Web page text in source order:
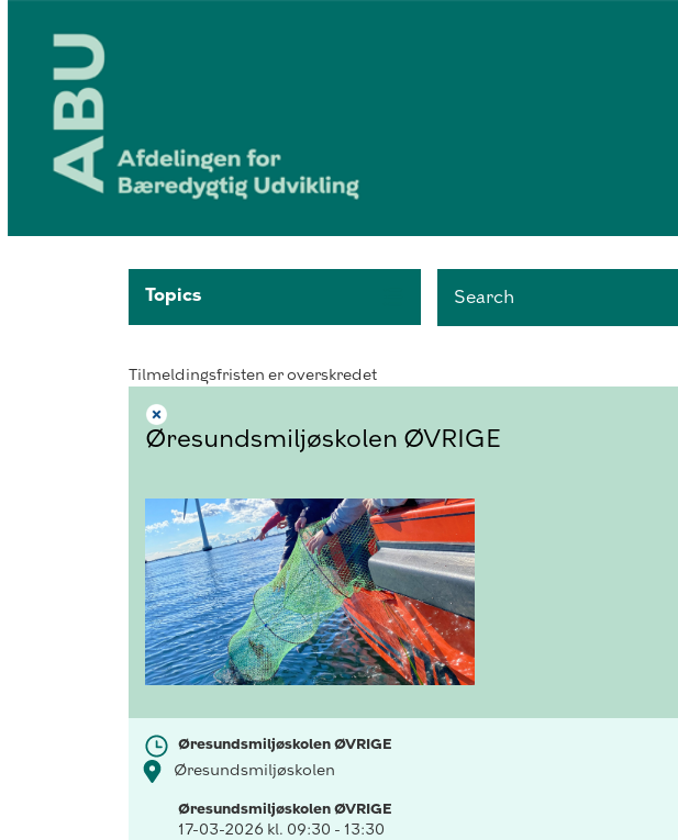
Topics Search
Tilmeldingsfristen er overskredet
Øresundsmiljøskolen ØVRIGE
Øresundsmiljøskolen ØVRIGE
Øresundsmiljøskolen
Øresundsmiljøskolen ØVRIGE
17-03-2026 kl. 09:30 - 13:30